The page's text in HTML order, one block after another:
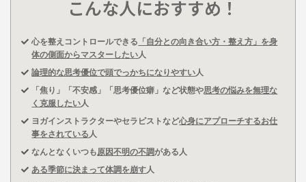
こんな人におすすめ！
心を整えコントロールできる 「自分との向き合い方・整え方」を身
体の側面からマスターしたい人
論理的な思考優位で頭でっかちになりやすい人
「焦り」「不安感」「思考優位癖」など状態や思考の悩みを無理な
く克服したい人
ヨガインストラクターやセラピストなど心身にアプローチするお仕
事をされている人
なんとなくいつも原因不明の不調がある人
ある季節に決まって体調を崩す人